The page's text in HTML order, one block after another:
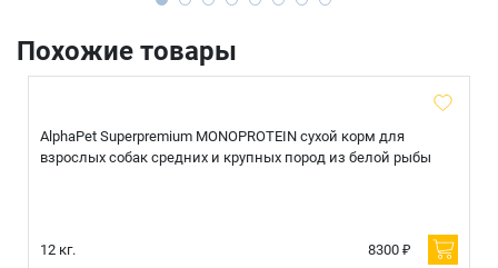
Похожие товары
AlphaPet Superpremium MONOPROTEIN сухой корм для
взрослых собак средних и крупных пород из белой рыбы
12 кг. 8300 ₽